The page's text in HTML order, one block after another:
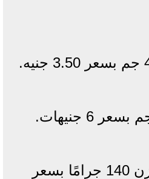
12- تونة مفتتة وزن 140 جرامًا بسعر